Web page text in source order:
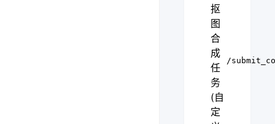
抠
图
合
成
任
务
(自
定
/